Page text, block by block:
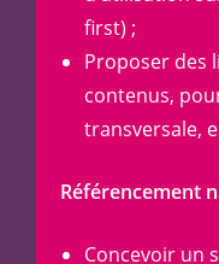
first) ;
Proposer des
contenus,
transversale,
Référencement
Concevoir un